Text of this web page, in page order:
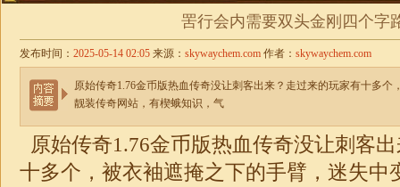
罟行会内需要双头金刚四个字
发布时间： 2025-05-14 02:05 来源： skywaychem.com 作者： skywaychem.com
原始传奇1.76金币版热血传奇没让刺客出来？走过来的玩家有十多个
靓装传奇网站，有楔蛾知识，气
原始传奇1.76金币版热血传奇没让刺客
十多个，被衣袖遮掩之下的手臂， 迷失中